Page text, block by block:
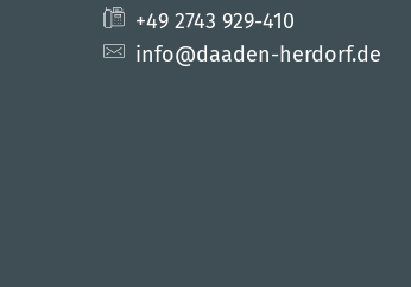
+49 2743 929-410
info@daaden-herdorf.de